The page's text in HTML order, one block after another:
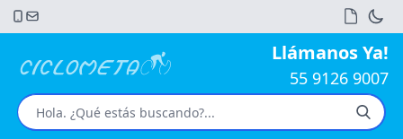
Llámanos Ya!
55 9126 9007